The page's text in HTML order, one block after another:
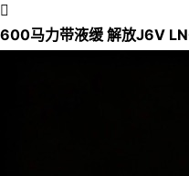

600马力带液缓 解放J6V